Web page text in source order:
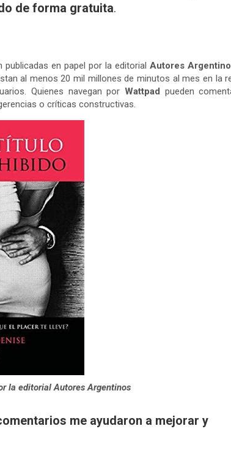
de forma gratuita.
publicadas en papel por la editorialAutores
al menos 20 mil millones de minutos al mes en la
Quienes navegan porWattpad pueden
o críticas constructivas.
la editorial Autores Argentinos
me ayudaron a mejorar y